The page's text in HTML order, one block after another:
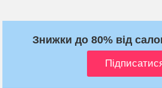
Знижки до 80% від